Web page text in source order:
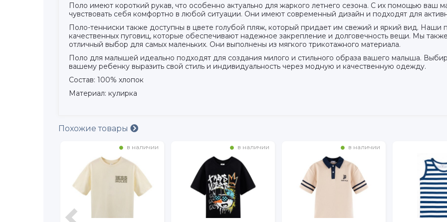
Поло имеют короткий рукав, что особенно актуально для жаркого летнего сезона. С их помощью ваш
чувствовать себя комфортно в любой ситуации. Они имеют современный дизайн и подходят для
Поло-тенниски также доступны в цвете голубой пляж, который придает им свежий и яркий вид. Наши
качественных пуговиц, которые обеспечивают надежное закрепление и долговечность вещи. Мы
отличный выбор для самых маленьких. Они выполнены из мягкого трикотажного материала.
Поло для малышей идеально подходят для создания милого и стильного образа вашего малыша.
вашему ребенку выразить свой стиль и индивидуальность через модную и качественную одежду.
Состав: 100% хлопок
Материал: кулирка
Похожие товары
в наличии в наличии в наличии